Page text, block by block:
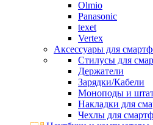
Olmio
Panasonic
texet
Vertex
Аксессуары для
Стилусы для
Держатели
Зарядки/Кабели
Моноподы и
Накладки для
Чехлы для